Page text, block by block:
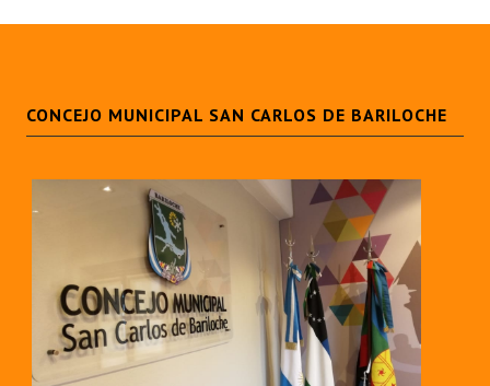
CONCEJO MUNICIPAL SAN CARLOS DE BARILOCHE